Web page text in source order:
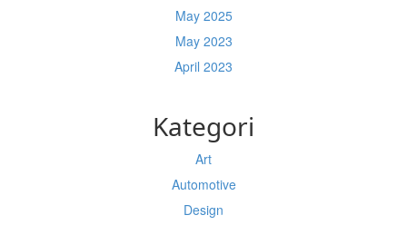
May 2025
May 2023
April 2023
Kategori
Art
Automotive
Design